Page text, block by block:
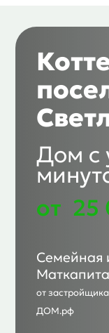
Дом с
от 25
Семейная
от
ДОМ.рф